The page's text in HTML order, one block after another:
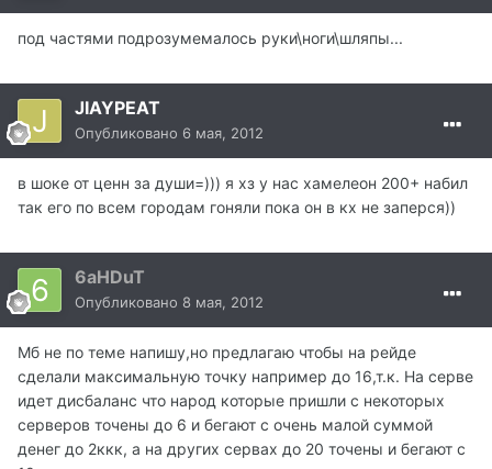
под частями подрозумемалось руки\ноги\шляпы...
JIAYPEAT
Опубликовано 6 мая, 2012
в шоке от ценн за души=))) я хз у нас хамелеон 200+ набил
так его по всем городам гоняли пока он в кх не заперся))
6aHDuT
Опубликовано 8 мая, 2012
Мб не по теме напишу,но предлагаю чтобы на рейде
сделали максимальную точку например до 16,т.к. На серве
идет дисбаланс что народ которые пришли с некоторых
серверов точены до 6 и бегают с очень малой суммой
денег до 2ккк, а на других сервах до 20 точены и бегают с